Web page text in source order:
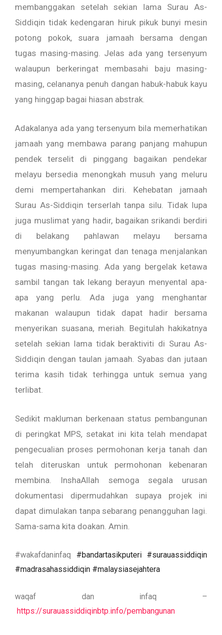
membanggakan setelah sekian lama Surau As-
Siddiqin tidak kedengaran hiruk pikuk bunyi mesin
potong pokok, suara jamaah bersama dengan
tugas masing-masing. Jelas ada yang tersenyum
walaupun berkeringat membasahi baju masing-
masing, celananya penuh dangan habuk-habuk kayu
yang hinggap bagai hiasan abstrak.
Adakalanya ada yang tersenyum bila memerhatikan
jamaah yang membawa parang panjang mahupun
pendek terselit di pinggang bagaikan pendekar
melayu bersedia menongkah musuh yang meluru
demi mempertahankan diri. Kehebatan jamaah
Surau As-Siddiqin terserlah tanpa silu. Tidak lupa
juga muslimat yang hadir, bagaikan srikandi berdiri
di belakang pahlawan melayu bersama
menyumbangkan keringat dan tenaga menjalankan
tugas masing-masing. Ada yang bergelak ketawa
sambil tangan tak lekang berayun menyental apa-
apa yang perlu. Ada juga yang menghantar
makanan walaupun tidak dapat hadir bersama
menyerikan suasana, meriah. Begitulah hakikatnya
setelah sekian lama tidak beraktiviti di Surau As-
Siddiqin dengan taulan jamaah. Syabas dan jutaan
terima kasih tidak terhingga untuk semua yang
terlibat.
Sedikit makluman berkenaan status pembangunan
di peringkat MPS, setakat ini kita telah mendapat
pengecualian proses permohonan kerja tanah dan
telah diteruskan untuk permohonan kebenaran
membina. InshaAllah semoga segala urusan
dokumentasi dipermudahkan supaya projek ini
dapat dimulakan tanpa sebarang penangguhan lagi.
Sama-sama kita doakan. Amin.
#wakafdaninfaq #bandartasikputeri #surauassiddiqin
#madrasahassiddiqin #malaysiasejahtera
waqaf dan infaq –
https://surauassiddiqinbtp.info/pembangunan